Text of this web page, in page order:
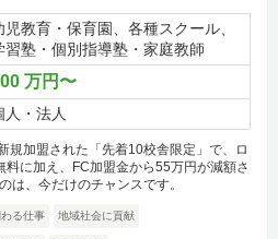
児教育・保育園、各種スクール、
習塾・個別指導塾・家庭教師
万円〜
人・法人
規加盟された「先着10校舎限定」で、ロ
に加え、FC加盟金から55万円が減額さ
は、今だけのチャンスです。
る仕事 地域社会に貢献